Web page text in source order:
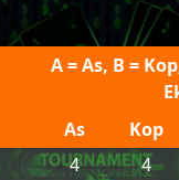
A = As, B =
As
Kop
4 4